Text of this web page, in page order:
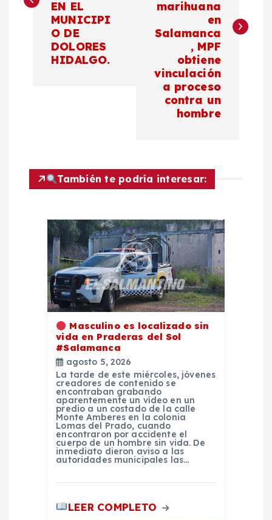
e
ó
n
EN EL
MUNICIPI
O DE
DOLORES
HIDALGO.
marihuana
en
Salamanca
, MPF
obtiene
vinculación
a proceso
contra un
hombre
También te podría interesar:
Masculino es localizado sin
vida en Praderas del Sol
#Salamanca
agosto 5, 2026
La tarde de este miércoles, jóvenes
creadores de contenido se
encontraban grabando
aparentemente un vídeo en un
predio a un costado de la calle
Monte Amberes en la colonia
Lomas del Prado, cuando
encontraron por accidente el
cuerpo de un hombre sin vida. De
inmediato dieron aviso a las
autoridades municipales las…
LEER COMPLETO